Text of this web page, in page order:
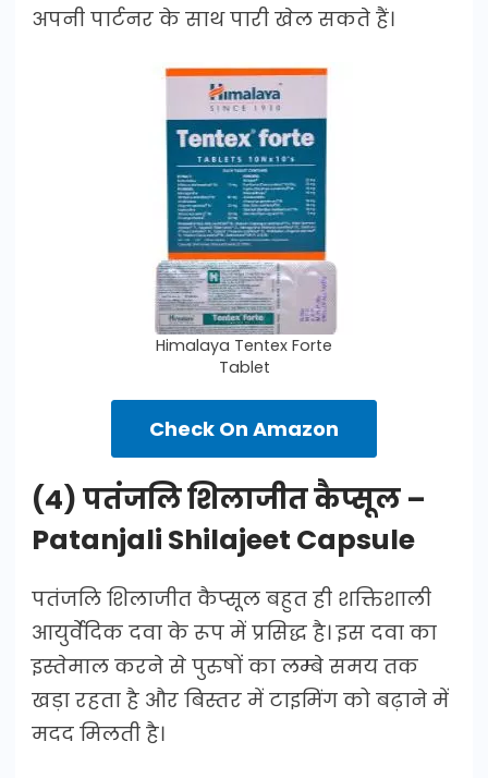
अपनी पार्टनर के साथ पारी खेल सकते हैं।
Himalaya Tentex Forte
Tablet
Check On Amazon
(4) पतंजलि शिलाजीत कैप्सूल –
Patanjali Shilajeet Capsule
पतंजलि शिलाजीत कैप्सूल बहुत ही शक्तिशाली
आयुर्वेदिक दवा के रूप में प्रसिद्ध है। इस दवा का
इस्तेमाल करने से पुरुषों का लम्बे समय तक
खड़ा रहता है और बिस्तर में टाइमिंग को बढ़ाने में
मदद मिलती है।